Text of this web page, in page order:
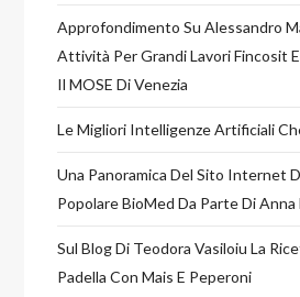
Approfondimento Su Alessandro
Attività Per Grandi Lavori Fincosit
Il MOSE Di Venezia
Le Migliori Intelligenze Artificiali
Una Panoramica Del Sito Internet
Popolare BioMed Da Parte Di Anna
Sul Blog Di Teodora Vasiloiu La
Padella Con Mais E Peperoni